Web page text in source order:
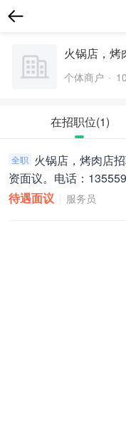
火锅店，烤
个体商户
在招职位(1)
全职 火锅店，烤肉店
资面议。电话：
待遇面议
服务员